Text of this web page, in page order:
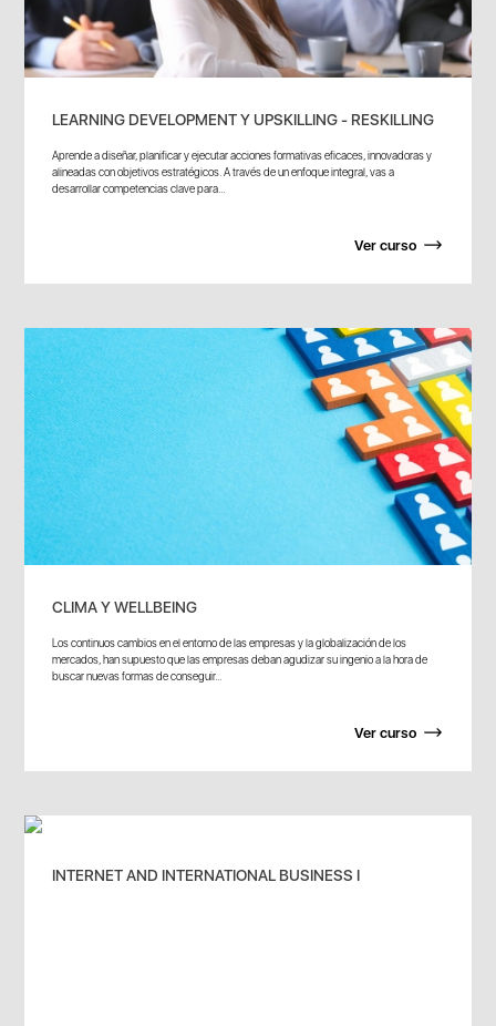
LEARNING DEVELOPMENT Y UPSKILLING - RESKILLING
Aprende a diseñar, planificar y ejecutar acciones formativas eficaces, innovadoras y
alineadas con objetivos estratégicos. A través de un enfoque integral, vas a
desarrollar competencias clave para...
Ver curso
CLIMA Y WELLBEING
Los continuos cambios en el entorno de las empresas y la globalización de los
mercados, han supuesto que las empresas deban agudizar su ingenio a la hora de
buscar nuevas formas de conseguir...
Ver curso
INTERNET AND INTERNATIONAL BUSINESS I